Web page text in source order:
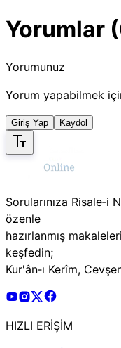
Yorumlar
Yorumunuz
Yorum yapabilmek
Giriş Yap Kaydol
Sorularınıza
özenle
hazırlanmış
keşfedin;
Kur'ân‑ı Kerîm,
Risale Online
Risale Online
Risale Online X
HIZLI ERİŞİM